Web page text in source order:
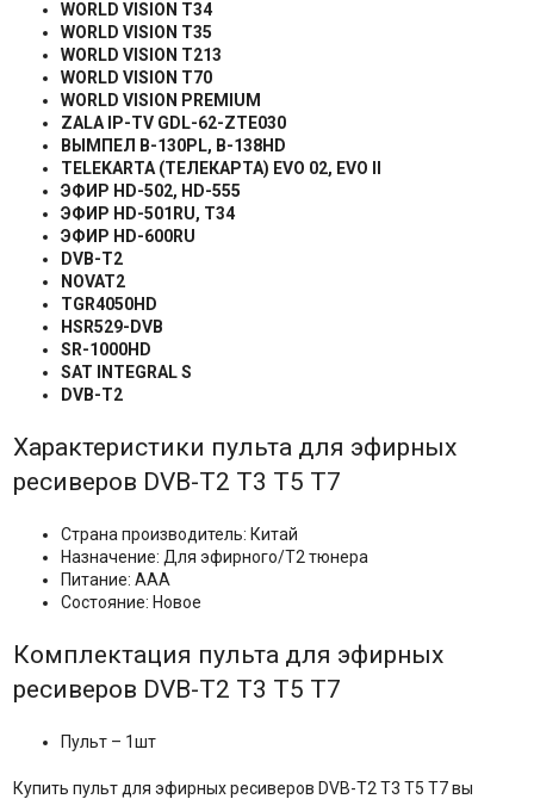
WORLD VISION T34
WORLD VISION T35
WORLD VISION T213
WORLD VISION T70
WORLD VISION PREMIUM
ZALA IP-TV GDL-62-ZTE030
ВЫМПЕЛ B-130PL, B-138HD
TELEKARTA (ТЕЛЕКАРТА) EVO 02, EVO II
ЭФИР HD-502, HD-555
ЭФИР HD-501RU, T34
ЭФИР HD-600RU
DVB-T2
NOVAT2
TGR4050HD
HSR529-DVB
SR-1000HD
SAT INTEGRAL S
DVB-T2
Характеристики пульта для эфирных
ресиверов DVB-T2 T3 T5 T7
Страна производитель: Китай
Назначение: Для эфирного/Т2 тюнера
Питание: AAA
Состояние: Новое
Комплектация пульта для эфирных
ресиверов DVB-T2 T3 T5 T7
Пульт – 1шт
Купить пульт для эфирных ресиверов DVB-T2 T3 T5 T7 вы